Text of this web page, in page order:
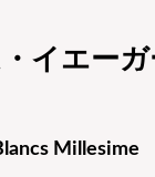
・イエー
Millesime